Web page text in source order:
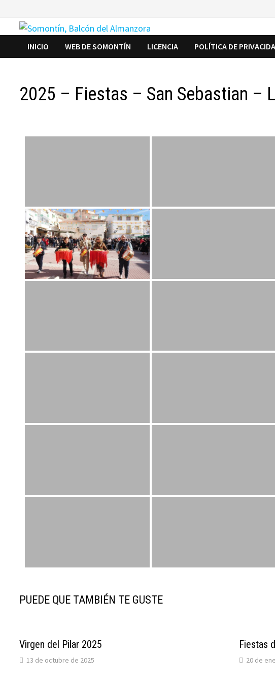
contenido
INICIO WEB DE SOMONTÍN LICENCIA POLÍTICA DE
2025 – Fiestas – San Sebastian –
PUEDE QUE TAMBIÉN TE GUSTE
Virgen del Pilar 2025
13 de octubre de 2025
Fiestas
20 de